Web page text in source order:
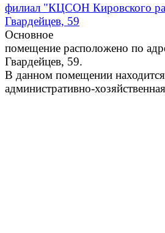
филиал "КЦСОН Кировского
Гвардейцев, 59
Основное
помещение расположено по
Гвардейцев, 59.
В данном помещении находится
административно-